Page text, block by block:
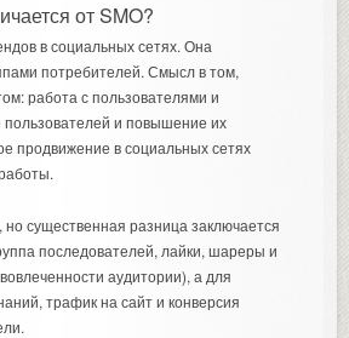
от SMO?
в социальных сетях. Она
потребителей. Смысл в том,
работа с пользователями и
пользователей и повышение их
продвижение в социальных сетях
существенная разница заключается
последователей, лайки, шареры и
аудитории), а для
трафик на сайт и конверсия